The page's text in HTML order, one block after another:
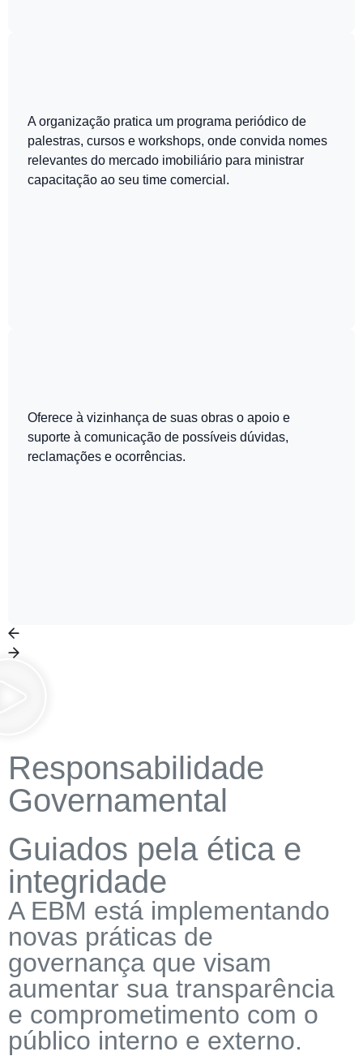
A organização pratica um programa periódico de
palestras, cursos e workshops, onde convida nomes
relevantes do mercado imobiliário para ministrar
capacitação ao seu time comercial.
Oferece à vizinhança de suas obras o apoio e
suporte à comunicação de possíveis dúvidas,
reclamações e ocorrências.
Responsabilidade
Governamental
Guiados pela ética e
integridade
A EBM está implementando
novas práticas de
governança que visam
aumentar sua transparência
e comprometimento com o
público interno e externo.